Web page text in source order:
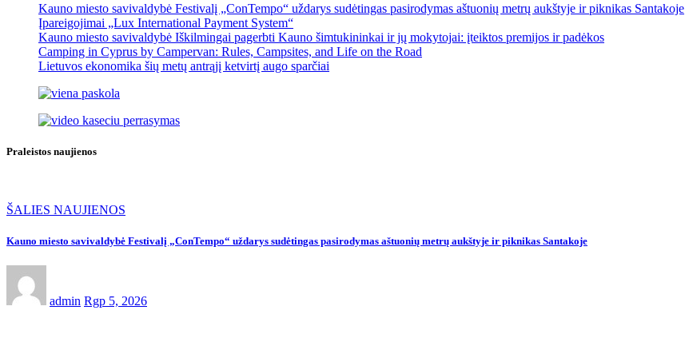
Kauno miesto savivaldybė Festivalį „ConTempo“ uždarys sudėtingas pasirodymas aštuonių metrų aukštyje ir piknikas Santakoje
Įpareigojimai „Lux International Payment System“
Kauno miesto savivaldybė Iškilmingai pagerbti Kauno šimtukininkai ir jų mokytojai: įteiktos premijos ir padėkos
Camping in Cyprus by Campervan: Rules, Campsites, and Life on the Road
Lietuvos ekonomika šių metų antrąjį ketvirtį augo sparčiai
Praleistos naujienos
ŠALIES NAUJIENOS
Kauno miesto savivaldybė Festivalį „ConTempo“ uždarys sudėtingas pasirodymas aštuonių metrų aukštyje ir piknikas Santakoje
admin Rgp 5, 2026